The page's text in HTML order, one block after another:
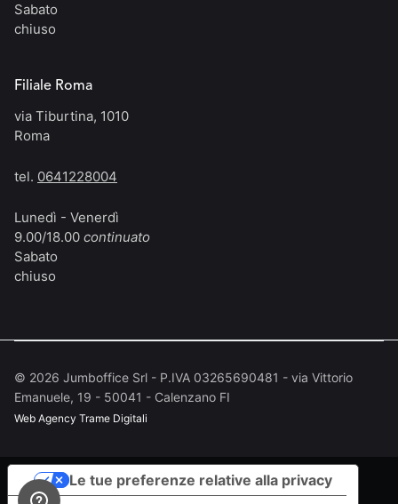
Sabato
chiuso
Filiale Roma
via Tiburtina, 1010
Roma
tel. 0641228004
Lunedì - Venerdì
9.00/18.00 continuato
Sabato
chiuso
© 2026 Jumboffice Srl - P.IVA 03265690481 - via Vittorio
Emanuele, 19 - 50041 - Calenzano FI
Web Agency Trame Digitali
Le tue preferenze relative alla privacy